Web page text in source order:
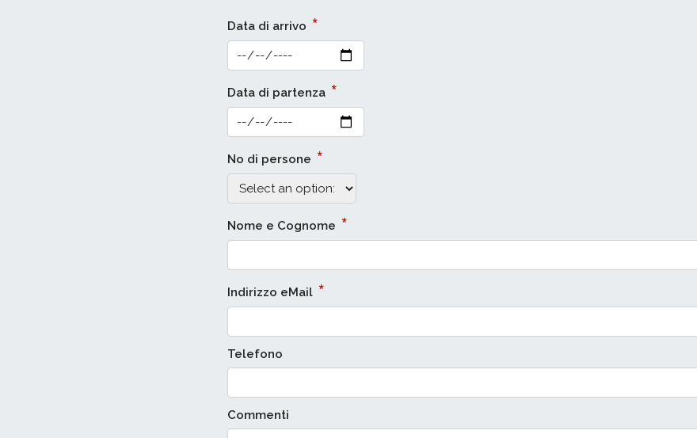
Data di arrivo *
Data di partenza *
No di persone *
Nome e Cognome *
Indirizzo eMail *
Telefono
Commenti